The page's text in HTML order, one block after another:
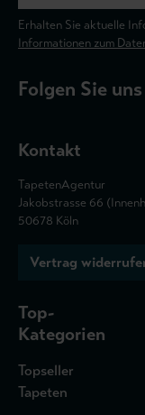
Erhalten Sie aktuelle
Informationen zum
Folgen Sie uns
Kontakt
TapetenAgentur
Jakobstrasse 66
50678 Köln
Vertrag
Top-
Kategorien
Topseller
Tapeten